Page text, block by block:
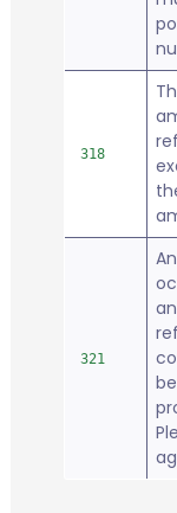
318
321
be